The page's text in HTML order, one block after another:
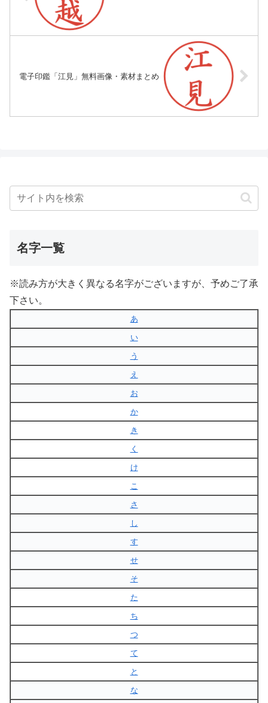
電子印鑑「江見」無料画像・素材まとめ
名字一覧
※読み方が大きく異なる名字がございますが、予めご了承
下さい。
あ
い
う
え
お
か
き
く
け
こ
さ
し
す
せ
そ
た
ち
つ
て
と
な